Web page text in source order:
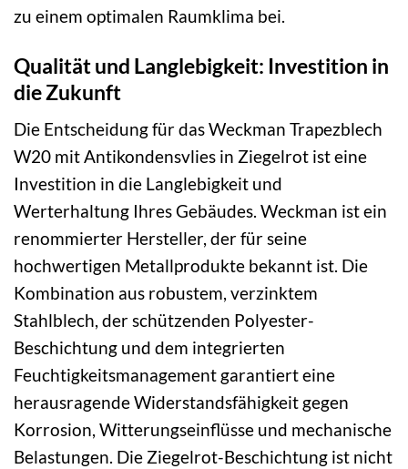
zu einem optimalen Raumklima bei.
Qualität und Langlebigkeit: Investition in
die Zukunft
Die Entscheidung für das Weckman Trapezblech
W20 mit Antikondensvlies in Ziegelrot ist eine
Investition in die Langlebigkeit und
Werterhaltung Ihres Gebäudes. Weckman ist ein
renommierter Hersteller, der für seine
hochwertigen Metallprodukte bekannt ist. Die
Kombination aus robustem, verzinktem
Stahlblech, der schützenden Polyester-
Beschichtung und dem integrierten
Feuchtigkeitsmanagement garantiert eine
herausragende Widerstandsfähigkeit gegen
Korrosion, Witterungseinflüsse und mechanische
Belastungen. Die Ziegelrot-Beschichtung ist nicht